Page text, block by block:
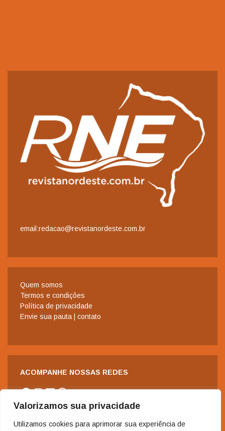
Valorizamos sua privacidade
Utilizamos cookies para aprimorar sua experiência de
email:redacao@revistanordeste.com.br
Quem somos
Termos e condições
Política de privacidade
Envie sua pauta | contato
ACOMPANHE NOSSAS REDES
Facebook
Instagram
LinkedIn
WhatsApp